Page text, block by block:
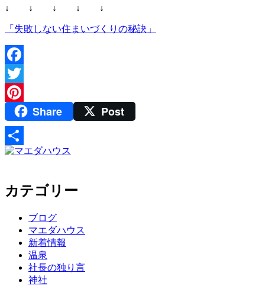
↓ ↓ ↓ ↓ ↓
「失敗しない住まいづくりの秘訣」
Facebook
Twitter
PinterestShare Post
共
カテゴリー
ブログ
マエダハウス
新着情報
温泉
社長の独り言
神社